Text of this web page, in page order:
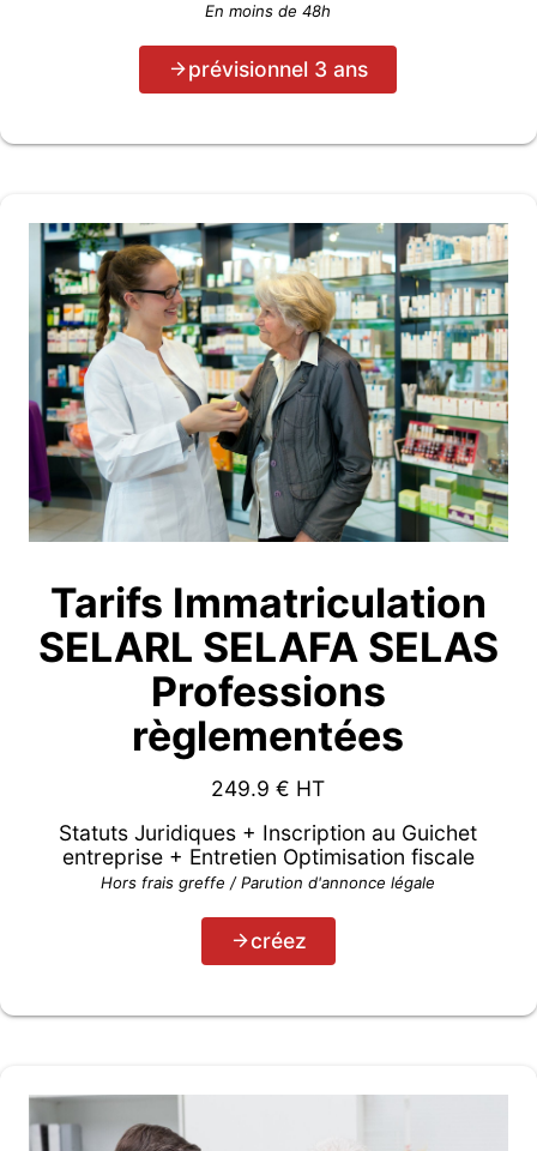
En moins de 48h
prévisionnel 3 ans
Tarifs Immatriculation
SELARL SELAFA SELAS
Professions
règlementées
249.9 € HT
Statuts Juridiques + Inscription au Guichet
entreprise + Entretien Optimisation fiscale
Hors frais greffe / Parution d'annonce légale
créez